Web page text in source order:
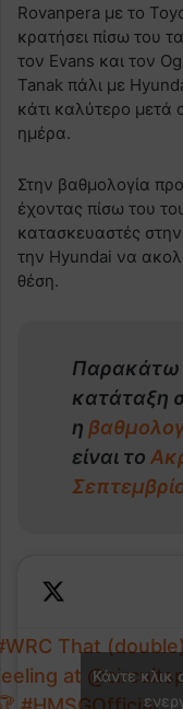
Rovanpera με το
κρατήσει πίσω του
τον Evans και τον
Tanak πάλι με
κάτι καλύτερο μετά
ημέρα.
Στην βαθμολογία
έχοντας πίσω του
κατασκευαστές
την Ηyundai να
θέση.
Παρακάτω
κατάταξη
η
είναι το
That
at
Κάντε κλικ